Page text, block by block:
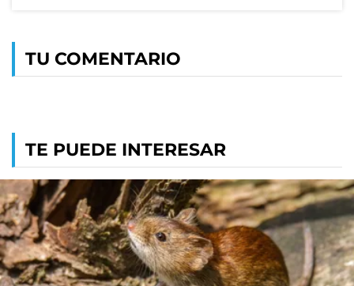
TU COMENTARIO
TE PUEDE INTERESAR